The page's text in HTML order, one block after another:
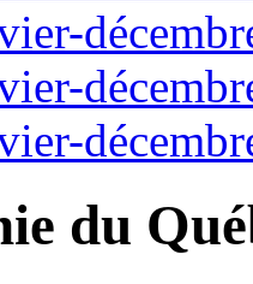
du